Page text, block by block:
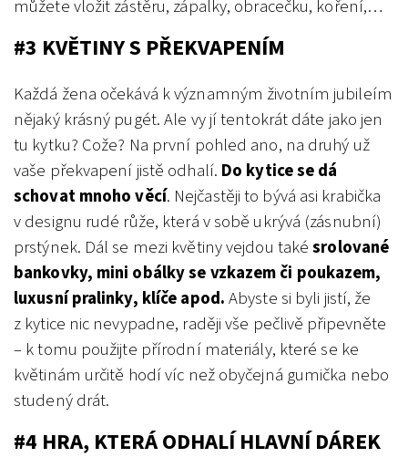
můžete vložit zástěru, zápalky, obracečku, koření,…
#3 KVĚTINY S PŘEKVAPENÍM
Každá žena očekává k významným životním jubileím
nějaký krásný pugét. Ale vy jí tentokrát dáte jako jen
tu kytku? Cože? Na první pohled ano, na druhý už
vaše překvapení jistě odhalí. Do kytice se dá
schovat mnoho věcí. Nejčastěji to bývá asi krabička
v designu rudé růže, která v sobě ukrývá (zásnubní)
prstýnek. Dál se mezi květiny vejdou takésrolované
bankovky, mini obálky se vzkazem či poukazem,
luxusní pralinky, klíče apod.Abyste si byli jistí, že
z kytice nic nevypadne, raději vše pečlivě připevněte
– k tomu použijte přírodní materiály, které se ke
květinám určitě hodí víc než obyčejná gumička nebo
studený drát.
#4 HRA, KTERÁ ODHALÍ HLAVNÍ DÁREK